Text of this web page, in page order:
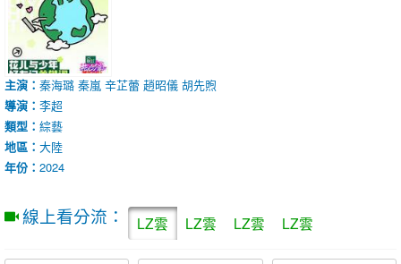
主演： 秦海璐 秦嵐 辛芷蕾 趙昭儀 胡先煦
導演： 李超
類型： 綜藝
地區： 大陸
年份： 2024
線上看分流： LZ雲 LZ雲 LZ雲 LZ雲